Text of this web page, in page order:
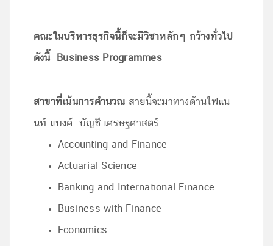
คณะในบริหารธุรกิจนี้ก็จะมีวิชาหลักๆ กว้างทั่วไป
ดังนี้ Business Programmes
สาขาที่เน้นการคำนวณ สายนี้จะมาทางด้านไฟแน
นท์ แบงค์ บัญชี เศรษฐศาสตร์
Accounting and Finance
Actuarial Science
Banking and International Finance
Business with Finance
Economics